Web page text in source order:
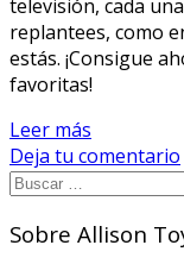
televisión, cada
replantees, como
estás. ¡Consigue
favoritas!
Leer más
Deja tu comentario
Buscar
Sobre Allison